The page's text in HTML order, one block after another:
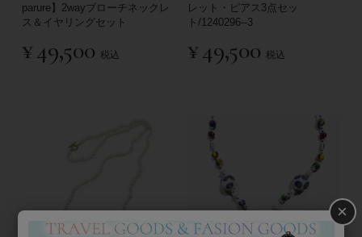
parure】2wayブローチネックレ
ス＆イヤリングセット
¥49,500 税込
レット・ピアス3点セッ
ト/1240296--3
¥49,500 税込
×